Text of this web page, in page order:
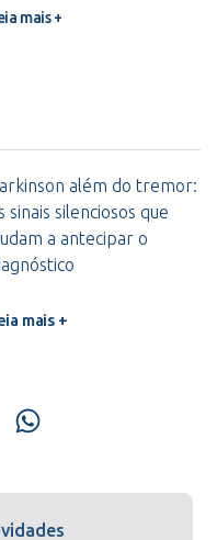
mais +
além do tremor:
sinais silenciosos que
a antecipar o
mais +